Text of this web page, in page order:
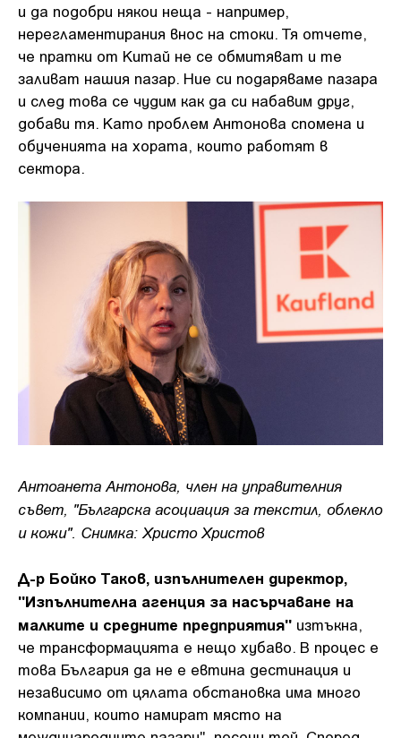
и да подобри някои неща - например,
нерегламентирания внос на стоки. Тя отчете,
че пратки от Китай не се обмитяват и те
заливат нашия пазар. Ние си подаряваме пазара
и след това се чудим как да си набавим друг,
добави тя. Като проблем Антонова спомена и
обученията на хората, които работят в
сектора.
Антоанета Антонова, член на управителния
съвет, "Българска асоциация за текстил, облекло
и кожи". Снимка: Христо Христов
Д-р Бойко Таков, изпълнителен директор,
"Изпълнителна агенция за насърчаване на
малките и средните предприятия" изтъкна,
че трансформацията е нещо хубаво. В процес е
това България да не е евтина дестинация и
независимо от цялата обстановка има много
компании, които намират място на